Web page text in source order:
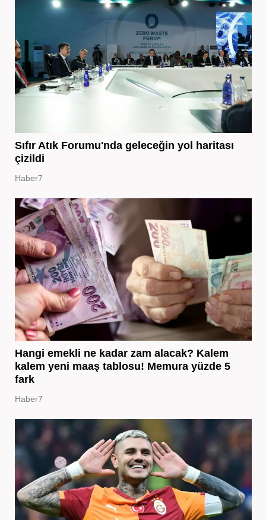
Sıfır Atık Forumu'nda geleceğin yol haritası
çizildi
Haber7
Hangi emekli ne kadar zam alacak? Kalem
kalem yeni maaş tablosu! Memura yüzde 5
fark
Haber7